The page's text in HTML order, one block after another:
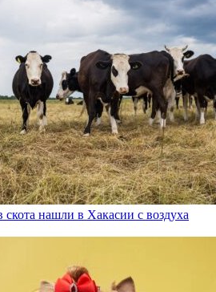
нашли в Хакасии с воздуха